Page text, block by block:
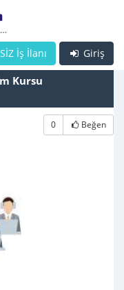
Giriş
İş İlanı
Kursu
0 Beğen